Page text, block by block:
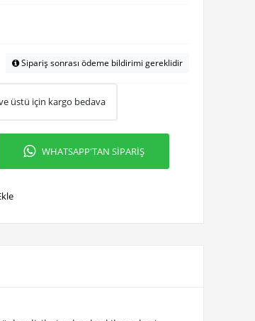
Sipariş sonrası ödeme bildirimi gereklidir
üstü için kargo bedava
WHATSAPP'TAN SİPARİŞ